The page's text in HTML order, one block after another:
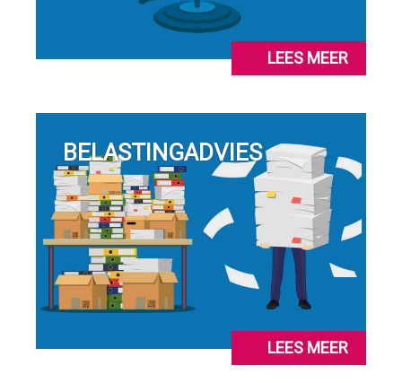
LEES MEER
BELASTINGADVIES
LEES MEER